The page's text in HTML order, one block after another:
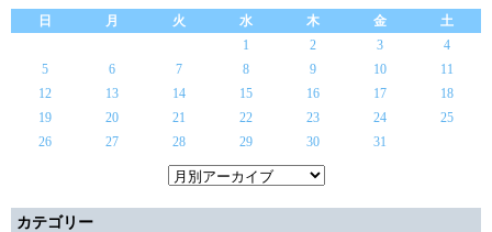
日
月 火 水 木 金
土
1
2 3
4
5
6 7 8 9 10
11
12
13 14 15 16 17
18
19
20 21 22 23 24
25
26
27 28 29 30 31
カテゴリー